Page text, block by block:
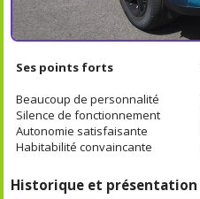
Ses points forts
Beaucoup de personnalité
Silence de fonctionnement
Autonomie satisfaisante
Habitabilité convaincante
Historique et présentation